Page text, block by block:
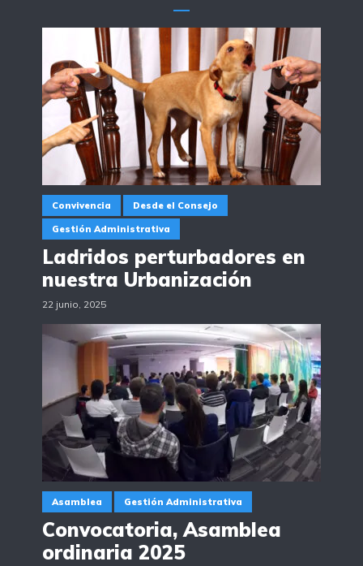
Convivencia Desde el Consejo
Gestión Administrativa
Ladridos perturbadores en
nuestra Urbanización
22 junio, 2025
Asamblea Gestión Administrativa
Convocatoria, Asamblea
ordinaria 2025